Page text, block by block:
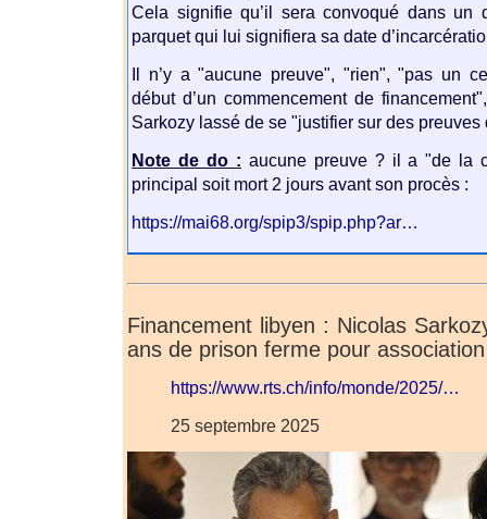
Cela signifie qu’il sera convoqué dans un
parquet qui lui signifiera sa date
Il n’y a "aucune preuve", "rien", "pas un
début d’un commencement de
Sarkozy lassé de se "justifier sur des preuves
Note de do : aucune preuve ? il a "de la
principal soit mort 2 jours avant son procès :
https://mai68.org/spip3/spip.php?ar…
Financement libyen : Nicolas
ans de prison ferme pour
https://www.rts.ch/info/monde/2025/…
25 septembre 2025